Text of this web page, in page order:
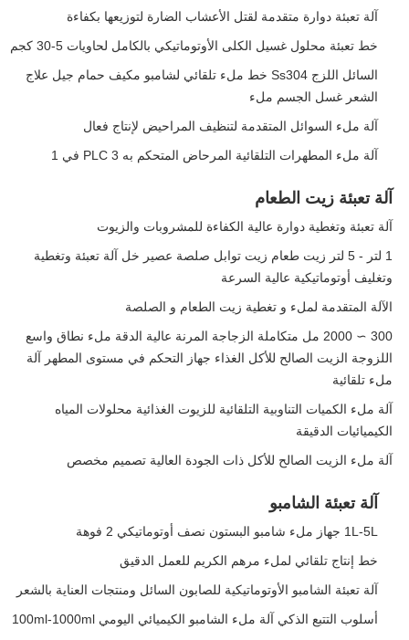
آلة تعبئة دوارة متقدمة لقتل الأعشاب الضارة لتوزيعها بكفاءة
خط تعبئة محلول غسيل الكلى الأوتوماتيكي بالكامل لحاويات 5-30 كجم
السائل اللزج Ss304 خط ملء تلقائي لشامبو مكيف حمام جيل علاج
الشعر غسل الجسم ملء
آلة ملء السوائل المتقدمة لتنظيف المراحيض لإنتاج فعال
آلة ملء المطهرات التلقائية المرحاض المتحكم به PLC 3 في 1
آلة تعبئة زيت الطعام
آلة تعبئة وتغطية دوارة عالية الكفاءة للمشروبات والزيوت
1 لتر - 5 لتر زيت طعام زيت توابل صلصة عصير خل آلة تعبئة وتغطية
وتغليف أوتوماتيكية عالية السرعة
الآلة المتقدمة لملء و تغطية زيت الطعام و الصلصة
300 ∼ 2000 مل متكاملة الزجاجة المرنة عالية الدقة ملء نطاق واسع
اللزوجة الزيت الصالح للأكل الغذاء جهاز التحكم في مستوى المطهر آلة
ملء تلقائية
آلة ملء الكميات التناوبية التلقائية للزيوت الغذائية محلولات المياه
الكيميائيات الدقيقة
آلة ملء الزيت الصالح للأكل ذات الجودة العالية تصميم مخصص
آلة تعبئة الشامبو
1L-5L جهاز ملء شامبو البستون نصف أوتوماتيكي 2 فوهة
خط إنتاج تلقائي لملء مرهم الكريم للعمل الدقيق
آلة تعبئة الشامبو الأوتوماتيكية للصابون السائل ومنتجات العناية بالشعر
أسلوب التتبع الذكي آلة ملء الشامبو الكيميائي اليومي 100ml-1000ml